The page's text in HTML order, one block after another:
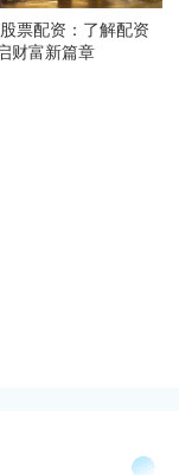
票配资：了解配资
财富新篇章